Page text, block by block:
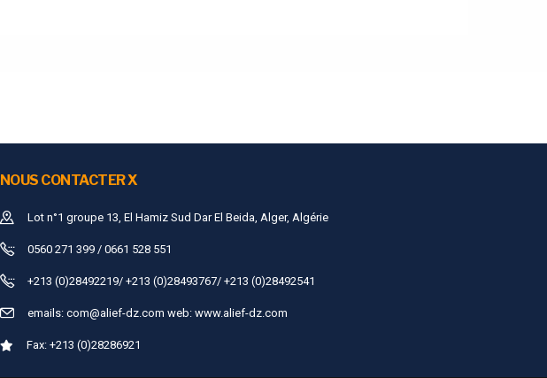
NOUS CONTACTER X
Lot n°1 groupe 13, El Hamiz Sud Dar El Beida, Alger, Algérie
0560 271 399 / 0661 528 551
+213 (0)28492219/ +213 (0)28493767/ +213 (0)28492541
emails: com@alief-dz.com web: www.alief-dz.com
Fax: +213 (0)28286921